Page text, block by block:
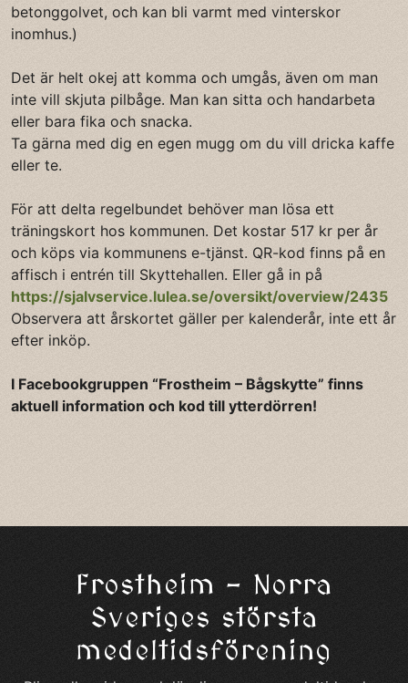
betonggolvet, och kan bli varmt med vinterskor
inomhus.)
Det är helt okej att komma och umgås, även om man
inte vill skjuta pilbåge. Man kan sitta och handarbeta
eller bara fika och snacka.
Ta gärna med dig en egen mugg om du vill dricka kaffe
eller te.
För att delta regelbundet behöver man lösa ett
träningskort hos kommunen. Det kostar 517 kr per år
och köps via kommunens e-tjänst. QR-kod finns på en
affisch i entrén till Skyttehallen. Eller gå in på
https://sjalvservice.lulea.se/oversikt/overview/2435
Observera att årskortet gäller per kalenderår, inte ett år
efter inköp.
I Facebookgruppen “Frostheim – Bågskytte” finns
aktuell information och kod till ytterdörren!
Frostheim – Norra
Sveriges största
medeltidsförening